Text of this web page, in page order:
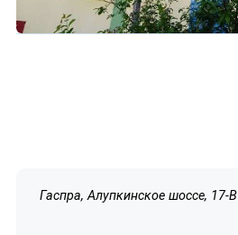
Гаспра, Алупкинское шоссе, 17-В